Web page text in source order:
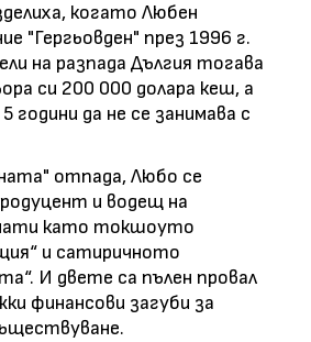
когато Любен
"Гергьовден" през 1996 г.
на разпада Дългия тогава
си 200 000 долара кеш, а
години да не се занимава с
отпада, Любо се
и водещ на
като токшоуто
и сатиричното
И двете са пълен провал
финансови загуби за